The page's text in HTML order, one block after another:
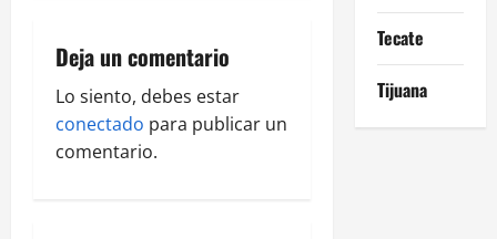
g
a
t
Deja un comentario
Lo siento, debes estar
conectado para publicar un
comentario.
Tecate
Tijuana